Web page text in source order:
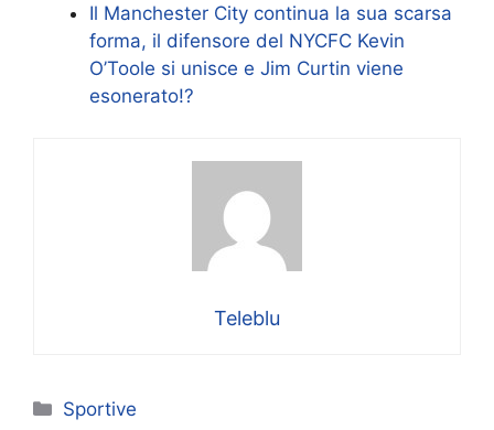
Il Manchester City continua la sua scarsa
forma, il difensore del NYCFC Kevin
O’Toole si unisce e Jim Curtin viene
esonerato!?
Teleblu
Categorie
Sportive